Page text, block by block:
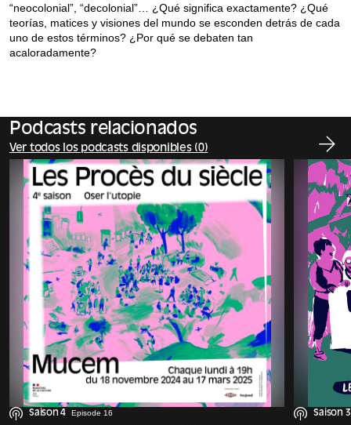
“neocolonial”, “decolonial”… ¿Qué significa exactamente? ¿Qué
teorías, matices y visiones del mundo se esconden detrás de cada
uno de estos términos? ¿Por qué se debaten tan
acaloradamente?
Podcasts relacionados
Ver todos los podcasts disponibles (0)
Saison 4 Episode 16 Saison 3